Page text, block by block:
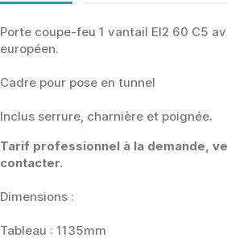
Porte coupe-feu 1 vantail EI2 60 C5
européen.
Cadre pour pose en tunnel
Inclus serrure, charnière et poignée.
Tarif professionnel à la demande,
contacter.
Dimensions :
Tableau : 1135mm